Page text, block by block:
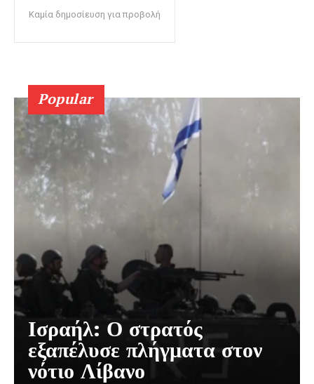
Καμία δημοσίευση για προβολή
Popular
Ισραήλ: Ο στρατός
εξαπέλυσε πλήγματα στον
νότιο Λίβανο